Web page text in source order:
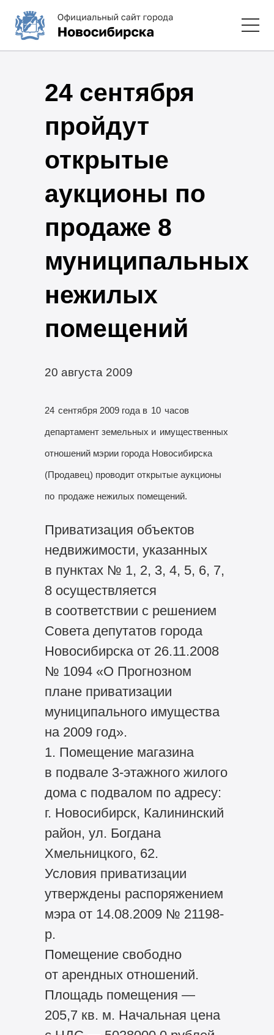
24 сентября
пройдут
открытые
аукционы по
продаже 8
муниципальных
нежилых
помещений
20 августа 2009
24 сентября 2009 года в 10 часов
департамент земельных и имущественных
отношений мэрии города Новосибирска
(Продавец) проводит открытые аукционы
по продаже нежилых помещений.
Приватизация объектов
недвижимости, указанных
в пунктах № 1, 2, 3, 4, 5, 6, 7,
8 осуществляется
в соответствии с решением
Совета депутатов города
Новосибирска от 26.11.2008
№ 1094 «О Прогнозном
плане приватизации
муниципального имущества
на 2009 год».
1. Помещение магазина
в подвале 3-этажного жилого
дома с подвалом по адресу:
г. Новосибирск, Калининский
район, ул. Богдана
Хмельницкого, 62.
Условия приватизации
утверждены распоряжением
мэра от 14.08.2009 № 21198-
р.
Помещение свободно
от арендных отношений.
Площадь помещения —
205,7 кв. м. Начальная цена